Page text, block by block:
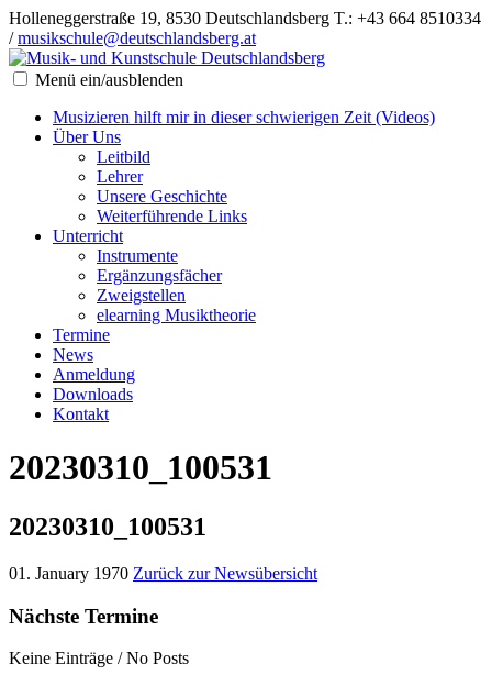
Holleneggerstraße 19, 8530 Deutschlandsberg T.: +43 664 8510334
/musikschule@deutschlandsberg.at
Menü ein/ausblenden
Musizieren hilft mir in dieser schwierigen Zeit (Videos)
Über Uns
Leitbild
Lehrer
Unsere Geschichte
Weiterführende Links
Unterricht
Instrumente
Ergänzungsfächer
Zweigstellen
elearning Musiktheorie
Termine
News
Anmeldung
Downloads
Kontakt
20230310_100531
20230310_100531
01. January 1970 Zurück zur Newsübersicht
Nächste Termine
Keine Einträge / No Posts